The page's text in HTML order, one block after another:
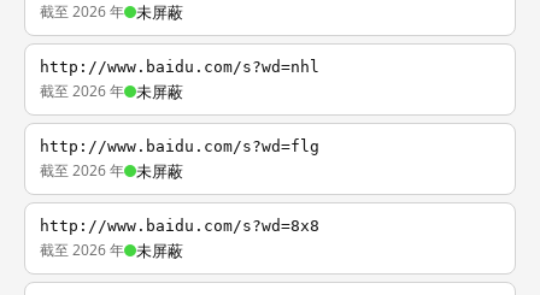
截至 2026 年 未屏蔽
http://www.baidu.com/s?wd=nhl
截至 2026 年 未屏蔽
http://www.baidu.com/s?wd=flg
截至 2026 年 未屏蔽
http://www.baidu.com/s?wd=8x8
截至 2026 年 未屏蔽